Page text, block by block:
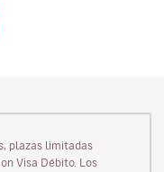
plazas limitadas
Visa Débito. Los